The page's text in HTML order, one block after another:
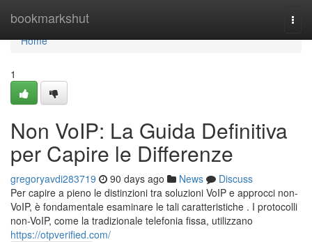
bookmarkshut
Home
Home
1
Non VoIP: La Guida Definitiva
per Capire le Differenze
gregoryavdi283719 90 days ago News
Discuss
Per capire a pieno le distinzioni tra soluzioni VoIP e approcci non-
VoIP, è fondamentale esaminare le tali caratteristiche . I protocolli
non-VoIP, come la tradizionale telefonia fissa, utilizzano
https://otpverified.com/